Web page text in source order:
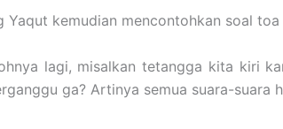
Yaqut kemudian mencontohkan soal
lagi, misalkan tetangga kita kiri
ga? Artinya semua suara-suara